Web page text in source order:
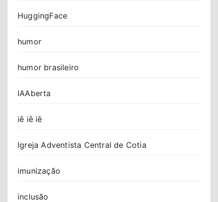
HuggingFace
humor
humor brasileiro
IAAberta
iê iê iê
Igreja Adventista Central de Cotia
imunização
inclusão